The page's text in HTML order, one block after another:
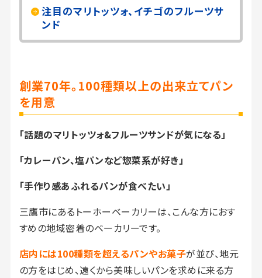
注目のマリトッツォ、イチゴのフルーツサ
ンド
創業70年。100種類以上の出来立てパン
を用意
「話題のマリトッツォ&フルーツサンドが気になる」
「カレーパン、塩パンなど惣菜系が好き」
「手作り感あふれるパンが食べたい」
三鷹市にあるトーホーベーカリーは、こんな方におす
すめの地域密着のベーカリーです。
店内には100種類を超えるパンやお菓子が並び、地元
の方をはじめ、遠くから美味しいパンを求めに来る方